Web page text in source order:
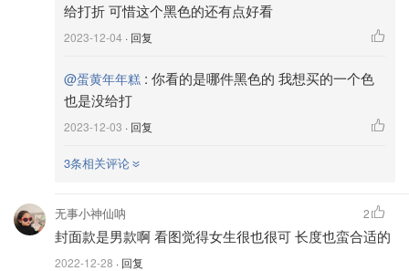
给打折 可惜这个黑色的还有点好看
2023-12-04 · 回复
@蛋黄年年糕 : 你看的是哪件黑色的 我想买的一个色
也是没给打
2023-12-03 · 回复
3条相关评论
无事小神仙呐
封面款是男款啊 看图觉得女生很也很可 长度也蛮合适的
2022-12-28 · 回复
2